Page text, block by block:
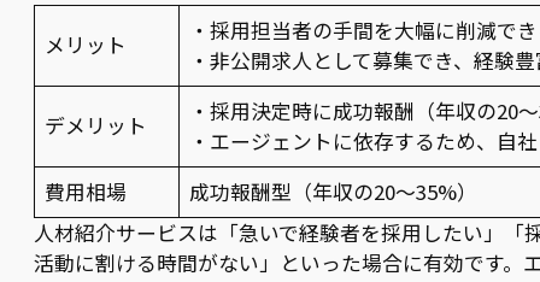
メリット
・採用担当者の手間を大幅に削減で
・非公開求人として募集でき、経験
デメリット
・採用決定時に成功報酬（年収の20
・エージェントに依存するため、自
費用相場
成功報酬型（年収の20～35%）
人材紹介サービスは「急いで経験者を採用したい」「
活動に割ける時間がない」といった場合に有効です。